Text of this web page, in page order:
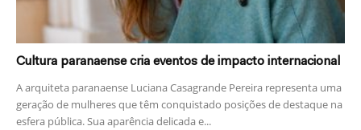
Cultura paranaense cria eventos de impacto internacional
A arquiteta paranaense Luciana Casagrande Pereira representa uma
geração de mulheres que têm conquistado posições de destaque na
esfera pública. Sua aparência delicada e...